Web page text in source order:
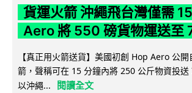
貨運火箭 沖繩飛台灣僅需
Aero 將 550 磅貨物運送至
【真正用火箭送貨】美國初創 Hop Aero 公
箭，聲稱可在 15 分鐘內將 250 公斤物資投送
以沖繩...
閱讀全文